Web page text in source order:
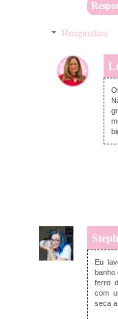
Respostas
Eu
banho
ferro
com
seca